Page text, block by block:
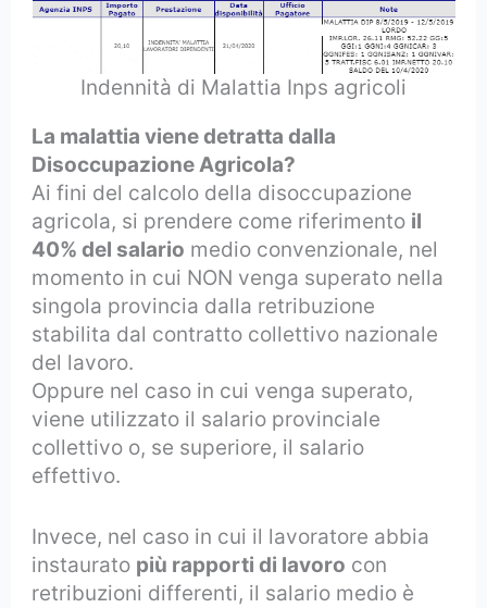
Indennità di Malattia Inps agricoli
La malattia viene detratta dalla
Disoccupazione Agricola?
Ai fini del calcolo della disoccupazione
agricola, si prendere come riferimento il
40% del salario medio convenzionale, nel
momento in cui NON venga superato nella
singola provincia dalla retribuzione
stabilita dal contratto collettivo nazionale
del lavoro.
Oppure nel caso in cui venga superato,
viene utilizzato il salario provinciale
collettivo o, se superiore, il salario
effettivo.
Invece, nel caso in cui il lavoratore abbia
instaurato più rapporti di lavoro con
retribuzioni differenti, il salario medio è